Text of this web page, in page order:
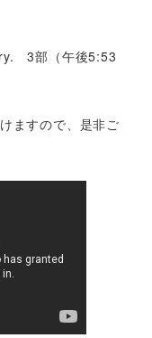
3部（午後5:53
ますので、是非ご